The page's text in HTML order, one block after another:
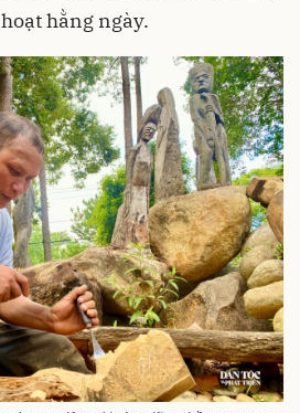
hằng ngày.